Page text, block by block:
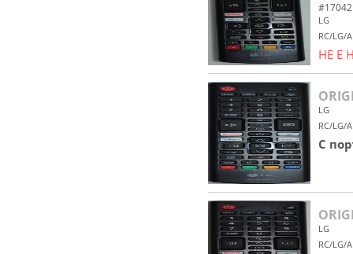
#17042
LG
RC/LG/
НЕ Е
LG
RC/LG/
С
LG
RC/LG/